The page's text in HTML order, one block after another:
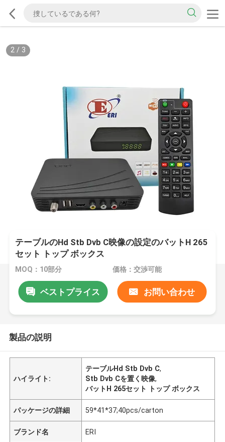
2/ 3
テーブルのHd Stb Dvb C映像の設定のバットH 265
セット トップ ボックス
MOQ：10部分 価格：交渉可能
ベストプライス お問い合わせ
製品の説明
ハイライト:
テーブルHd Stb Dvb C,
Stb Dvb Cを置く映像,
バットH 265セット トップ ボックス
パッケージの詳細 59*41*37;40pcs/carton
ブランド名 ERI